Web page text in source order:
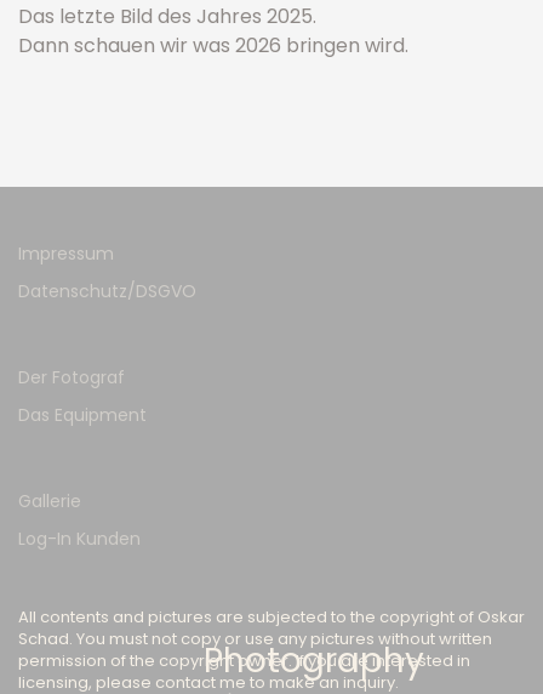
Das letzte Bild des Jahres 2025.
Dann schauen wir was 2026 bringen wird.
Impressum
Datenschutz/DSGVO
Der Fotograf
Das Equipment
Gallerie
Log-In Kunden
All contents and pictures are subjected to the copyright of Oskar
Schad. You must not copy or use any pictures without written
permission of the copyright owner. If you are interested in
licensing, please contact me to make an inquiry.
Photography